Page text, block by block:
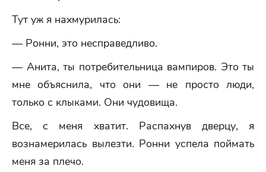
Тут уж я нахмурилась:
— Ронни, это несправедливо.
— Анита, ты потребительница вампиров. Это ты
мне объяснила, что они — не просто люди,
только с клыками. Они чудовища.
Все, с меня хватит. Распахнув дверцу, я
вознамерилась вылезти. Ронни успела поймать
меня за плечо.